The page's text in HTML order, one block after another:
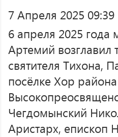
7 Апреля 2025 09:39
6 апреля 2025
Артемий возглавил
святителя Тихона,
посёлке Хор
Чегдомынский
Аристарх, епископ